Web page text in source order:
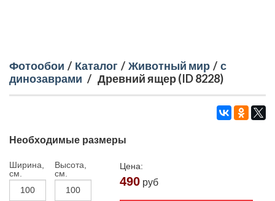
Фотообои / Каталог / Животный мир / с
динозаврами / Древний ящер (ID 8228)
Необходимые размеры
Ширина,
см.
Высота,
см.
Цена:
490 руб